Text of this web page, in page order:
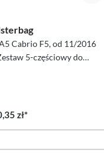
Cabrio F5, od 11/2016
5-częściowy do
zł*